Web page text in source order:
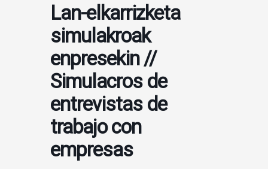
Lan-elkarrizketa
simulakroak
enpresekin //
Simulacros de
entrevistas de
trabajo con
empresas